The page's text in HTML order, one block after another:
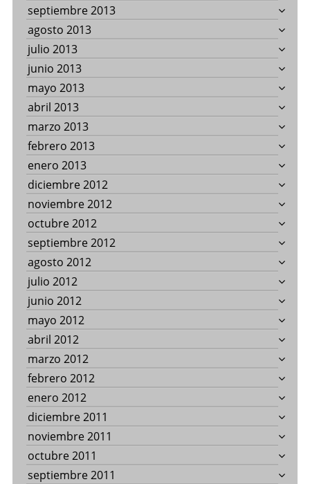
septiembre 2013
agosto 2013
julio 2013
junio 2013
mayo 2013
abril 2013
marzo 2013
febrero 2013
enero 2013
diciembre 2012
noviembre 2012
octubre 2012
septiembre 2012
agosto 2012
julio 2012
junio 2012
mayo 2012
abril 2012
marzo 2012
febrero 2012
enero 2012
diciembre 2011
noviembre 2011
octubre 2011
septiembre 2011